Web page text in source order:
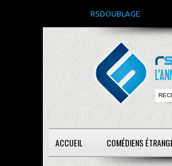
RSDOUBLAGE
ACCUEIL COMÉDIENS